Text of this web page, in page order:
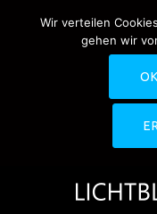
0170-
siebdruck.de
Wir verteilen
gehen wir
OK